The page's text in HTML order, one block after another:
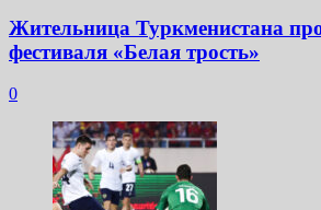
Жительница Туркменистана
фестиваля «Белая трость»
0